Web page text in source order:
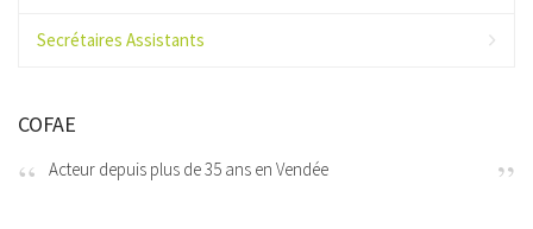
Secrétaires Assistants
COFAE
Acteur depuis plus de 35 ans en Vendée